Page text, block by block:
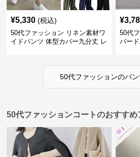
¥5,330 (税込)
50代ファッション リネン素材ワ
イドパンツ 体型カバー九分丈 レ
¥
50代
パー
50代ファッションのパン
50代ファッションコートのおすすめ